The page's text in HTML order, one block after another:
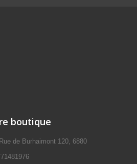
boutique
de Burhaimont 120, 6880